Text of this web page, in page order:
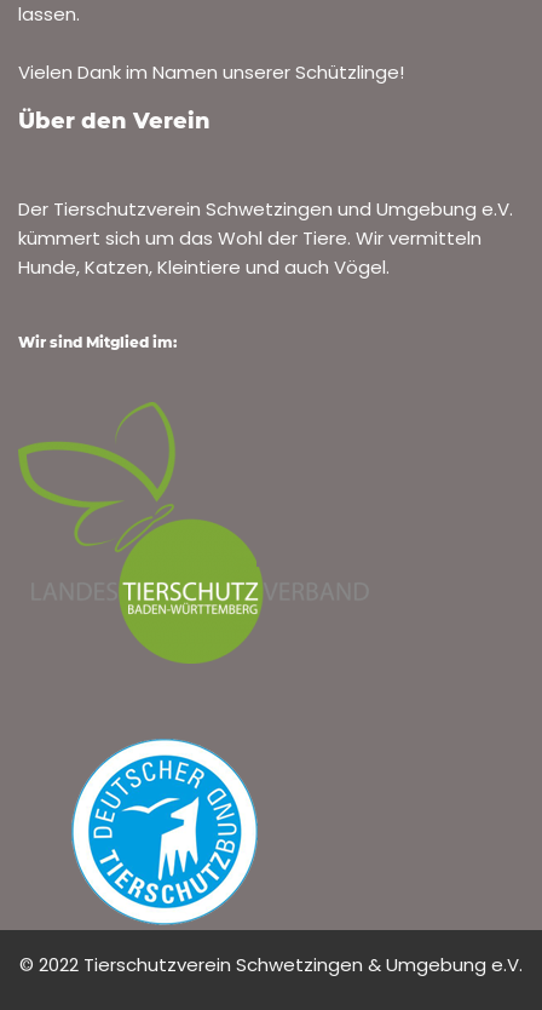
lassen.
Vielen Dank im Namen unserer Schützlinge!
Über den Verein
Der Tierschutzverein Schwetzingen und Umgebung e.V.
kümmert sich um das Wohl der Tiere. Wir vermitteln
Hunde, Katzen, Kleintiere und auch Vögel.
Wir sind Mitglied im:
© 2022 Tierschutzverein Schwetzingen & Umgebung e.V.